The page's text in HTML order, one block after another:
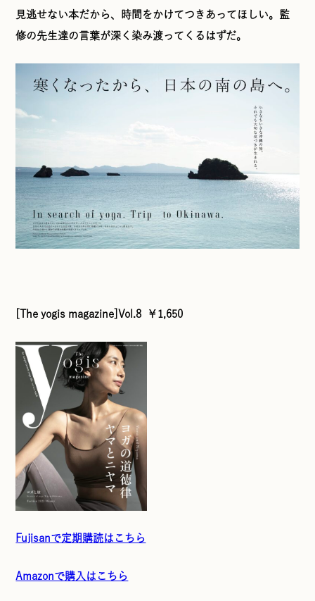
見逃せない本だから、時間をかけてつきあってほしい。監
修の先生達の言葉が深く染み渡ってくるはずだ。
[The yogis magazine]Vol.8 ￥1,650
Fujisanで定期購読はこちら
Amazonで購入はこちら